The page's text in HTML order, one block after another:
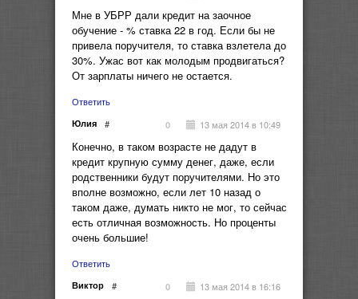
Мне в УБРР дали кредит на заочное
обучение - % ставка 22 в год. Если бы не
привела поручителя, то ставка взлетела до
30%. Ужас вот как молодым продвигаться?
От зарплаты ничего не остается.
Ответить
Юлия # 13 мая 2014 в 10:49
0
Конечно, в таком возрасте не дадут в
кредит крупную сумму денег, даже, если
родственники будут поручителями. Но это
вполне возможно, если лет 10 назад о
таком даже, думать никто не мог, то сейчас
есть отличная возможность. Но проценты
очень большие!
Ответить
Виктор # 13 мая 2014 в 16:16
0